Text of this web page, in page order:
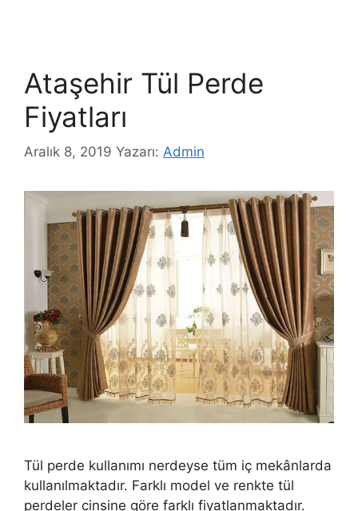
Ataşehir Tül Perde
Fiyatları
Aralık 8, 2019 Yazarı: Admin
Tül perde kullanımı nerdeyse tüm iç mekânlarda
kullanılmaktadır. Farklı model ve renkte tül
perdeler cinsine göre farklı fiyatlanmaktadır.